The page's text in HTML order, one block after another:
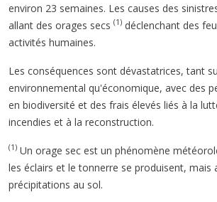
environ 23 semaines. Les causes des
allant des orages secs (1) déclenchant des
activités humaines.
Les conséquences sont dévastatrices, tant
environnemental qu'économique, avec des
en biodiversité et des frais élevés liés à la
incendies et à la reconstruction.
(1) Un orage sec est un phénomène
les éclairs et le tonnerre se produisent, mais
précipitations au sol.